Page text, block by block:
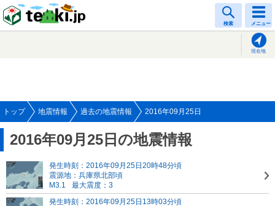
検索 メニュー
現在地
トップ 地震情報 過去の地震情報 2016年09月25日
2016年09月25日の地震情報
発生時刻：2016年09月25日20時48分頃
震源地：兵庫県北部頃
M3.1
最大震度：3
発生時刻：2016年09月25日13時03分頃